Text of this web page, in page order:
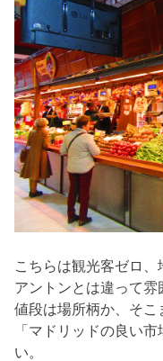
こちらは観光客ゼロ
アントンとは違って雰
値段は場所柄か、そこ
「マドリッドの良い
い。